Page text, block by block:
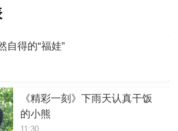
自得的“福娃”
《精彩一刻》下雨天认真干饭
的小熊
11:30